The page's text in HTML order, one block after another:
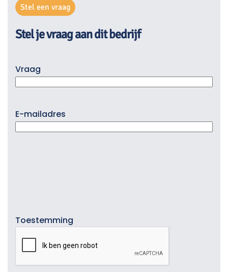
Stel een vraag
Stel je vraag aan dit bedrijf
Vraag
E-mailadres
Toestemming